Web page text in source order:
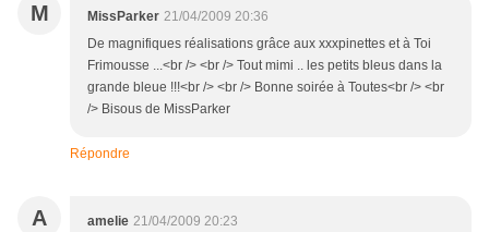
M MissParker 21/04/2009 20:36
De magnifiques réalisations grâce aux xxxpinettes et à Toi
Frimousse ...<br /> <br /> Tout mimi .. les petits bleus dans la
grande bleue !!!<br /> <br /> Bonne soirée à Toutes<br /> <br
/> Bisous de MissParker
Répondre
A amelie 21/04/2009 20:23